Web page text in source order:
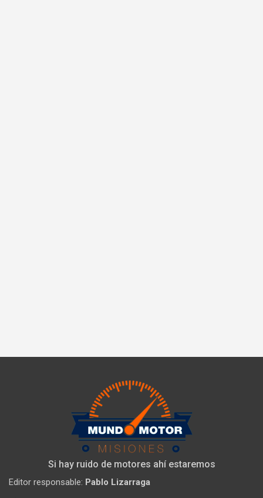
Si hay ruido de motores ahí estaremos
Editor responsable: Pablo Lizarraga